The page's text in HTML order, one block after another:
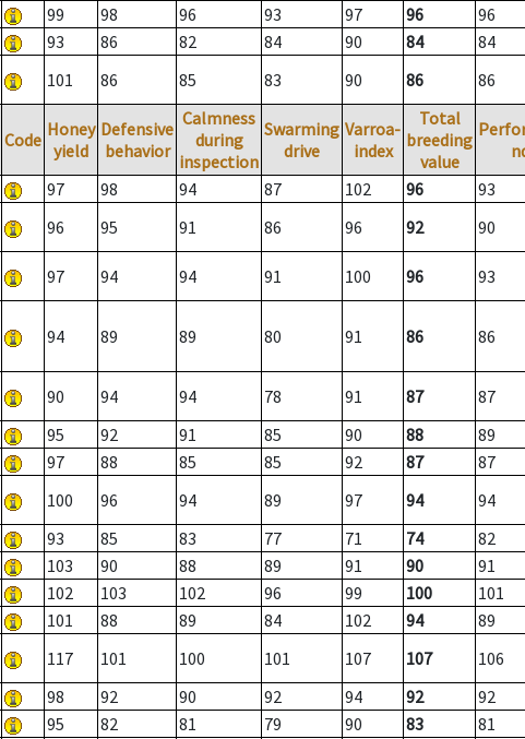
99 98 96 93 97 96
96
93 86 82 84 90 84
84
101 86 85 83 90 86 86
Code Honey
yield
Defensive
behavior
Calmness
during
inspection
Swarming
drive
Varroa-
index
Total
breeding
value
97 98 94 87 102 96
93
96 95 91 86 96 92 90
97 94 94 91 100 96 93
94 89 89 80 91 86 86
90 94 94 78 91 87
87
95 92 91 85 90 88
89
97 88 85 85 92 87
87
100 96 94 89 97 94
94
93 85 83 77 71 74
82
103 90 88 89 91 90
91
102 103 102 96 99 100
101
101 88 89 84 102 94
89
117 101 100 101 107 107
106
98 92 90 92 94 92
92
95 82 81 79 90 83
81